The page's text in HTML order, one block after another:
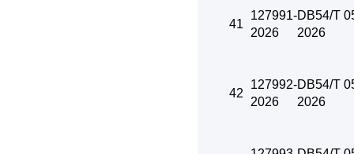
41
127991-
2026
DB54/T
2026
42
127992-
2026
DB54/T
2026